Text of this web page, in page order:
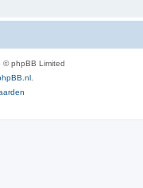
© phpBB Limited